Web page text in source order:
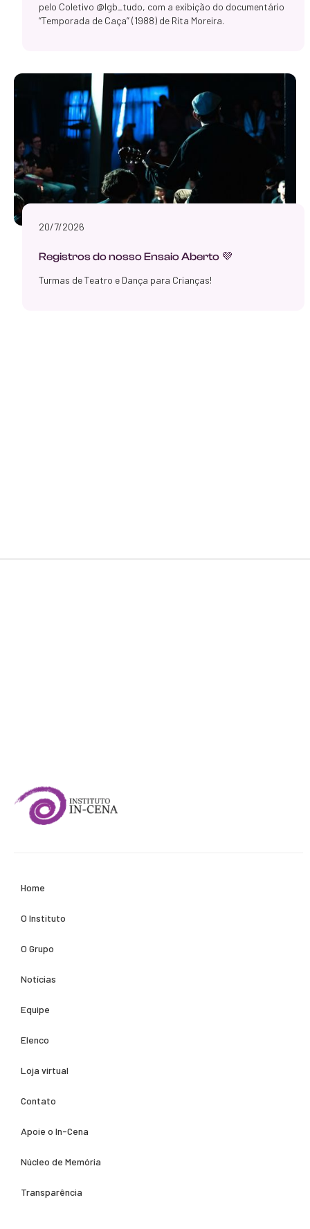
pelo Coletivo @lgb_tudo, com a exibição do documentário
“Temporada de Caça” (1988) de Rita Moreira.
20/7/2026
Registros do nosso Ensaio Aberto 💜
Turmas de Teatro e Dança para Crianças!
Home
O Instituto
O Grupo
Notícias
Equipe
Elenco
Loja virtual
Contato
Apoie o In-Cena
Núcleo de Memória
Transparência